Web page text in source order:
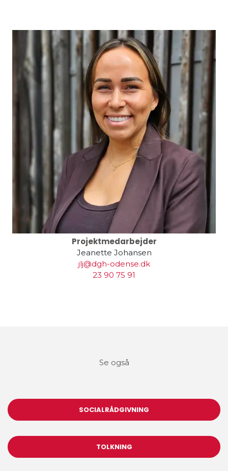
Projektmedarbejder
Jeanette Johansen
jlj@dgh-odense.dk
23 90 75 91
Se også
SOCIALRÅDGIVNING
TOLKNING